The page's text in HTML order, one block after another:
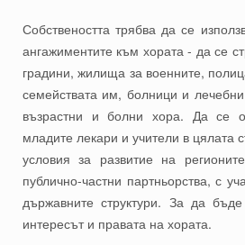
Собствеността трябва да се
ангажиментите към хората - да се
градини, жилища за военните,
семействата им, болници и
възрастни и болни хора. Да се
младите лекари и учители в цялата
условия за развитие на
публично-частни партньорства, с
държавните структури. За да
интересът и правата на хората.